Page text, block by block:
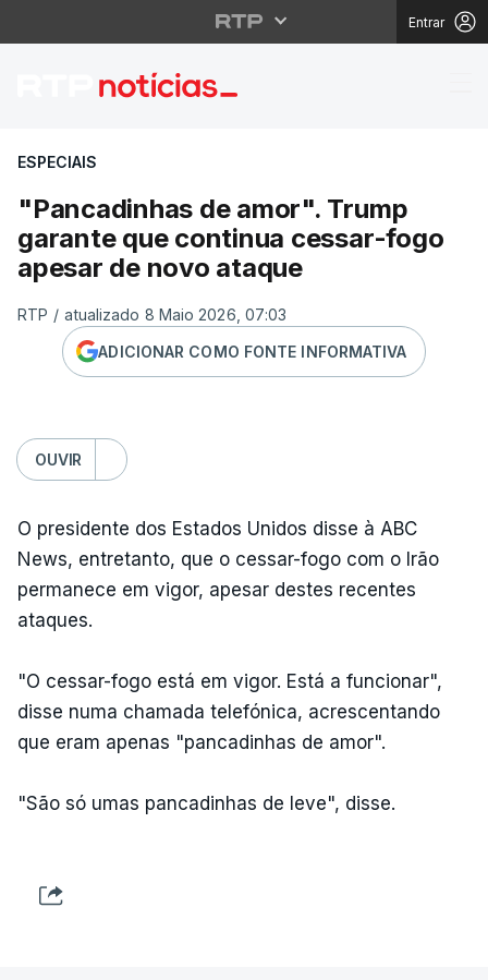
Entrar
"Pancadinhas de
ESPECIAIS
"Pancadinhas de amor". Trump
garante que continua cessar-fogo
apesar de novo ataque
RTP / atualizado 8 Maio 2026, 07:03
ADICIONAR COMO FONTE INFORMATIVA
OUVIR
O presidente dos Estados Unidos disse à ABC
News, entretanto, que o cessar-fogo com o Irão
permanece em vigor, apesar destes recentes
ataques.
"O cessar-fogo está em vigor. Está a funcionar",
disse numa chamada telefónica, acrescentando
que eram apenas "pancadinhas de amor".
"São só umas pancadinhas de leve", disse.